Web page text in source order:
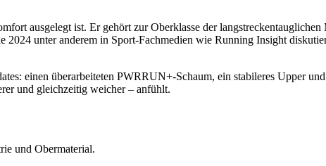
ausgelegt ist. Er gehört zur Oberklasse der
unter anderem in Sport-Fachmedien wie Running Insight
einen überarbeiteten PWRRUN+-Schaum, ein stabileres Upper
und gleichzeitig weicher – anfühlt.
und Obermaterial.